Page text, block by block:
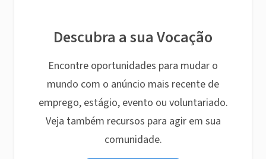
Descubra a sua Vocação
Encontre oportunidades para mudar o
mundo com o anúncio mais recente de
emprego, estágio, evento ou voluntariado.
Veja também recursos para agir em sua
comunidade.